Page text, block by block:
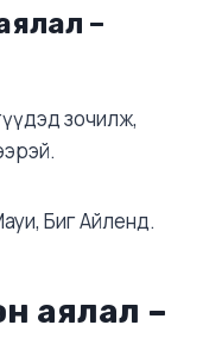
–
зочилж,
Биг Айленд.
аялал –